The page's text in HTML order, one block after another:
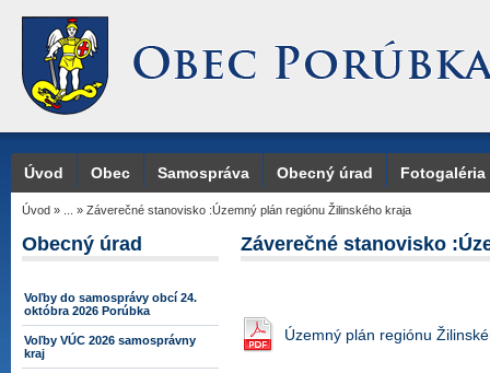
Úvod Obec Samospráva Obecný úrad Fotogaléria
Úvod » » Záverečné stanovisko :Územný plán regiónu Žilinského kraja
Obecný úrad
Voľby do samosprávy obcí 24.
októbra 2026 Porúbka
Voľby VÚC 2026 samosprávny
kraj
Záverečné stanovisko
Územný plán regiónu